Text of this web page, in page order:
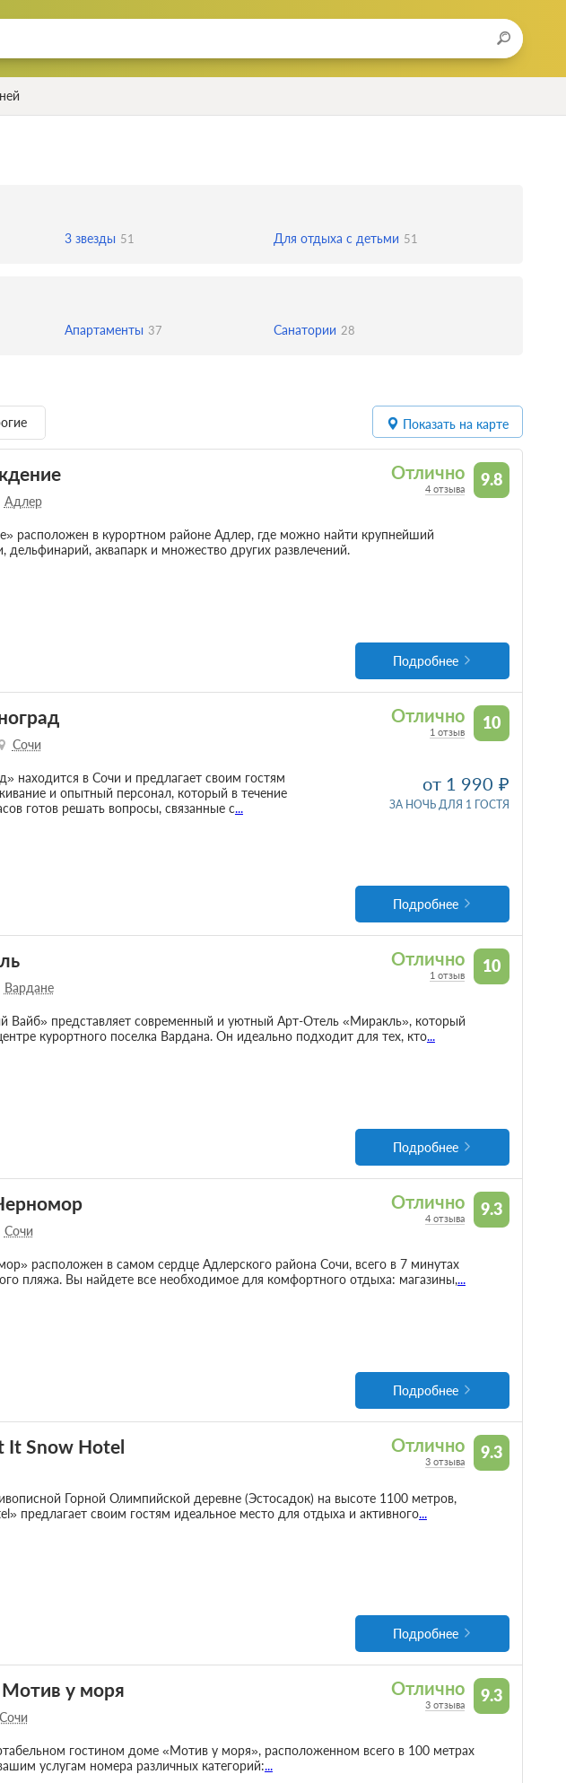
3 звезды 51 Для отдыха с детьми 51
Апартаменты 37 Санатории 28
Показать на карте
9.8
Отлично
4 отзыва
Адлер
расположен в курортном районе Адлер, где можно найти крупнейший
дельфинарий, аквапарк и множество других развлечений.
Подробнее
10
Отлично
1 отзыв
Сочи
находится в Сочи и предлагает своим гостям
и опытный персонал, который в течение
готов решать вопросы, связанные с...
от 1 990
ЗА НОЧЬ ДЛЯ 1 ГОСТЯ
Подробнее
10
Отлично
1 отзыв
Вардане
Вайб» представляет современный и уютный Арт-Отель «Миракль», который
курортного поселка Вардана. Он идеально подходит для тех, кто...
Подробнее
9.3
Отлично
4 отзыва
Сочи
расположен в самом сердце Адлерского района Сочи, всего в 7 минутах
пляжа. Вы найдете все необходимое для комфортного отдыха: магазины,...
Подробнее
9.3
Отлично
3 отзыва
It Snow Hotel
Горной Олимпийской деревне (Эстосадок) на высоте 1100 метров,
предлагает своим гостям идеальное место для отдыха и активного...
Подробнее
9.3
Отлично
3 отзыва
Мотив у моря
Сочи
гостином доме «Мотив у моря», расположенном всего в 100 метрах
услугам номера различных категорий:...